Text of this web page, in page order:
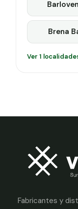
Brena
Ver 1
Fabricantes y